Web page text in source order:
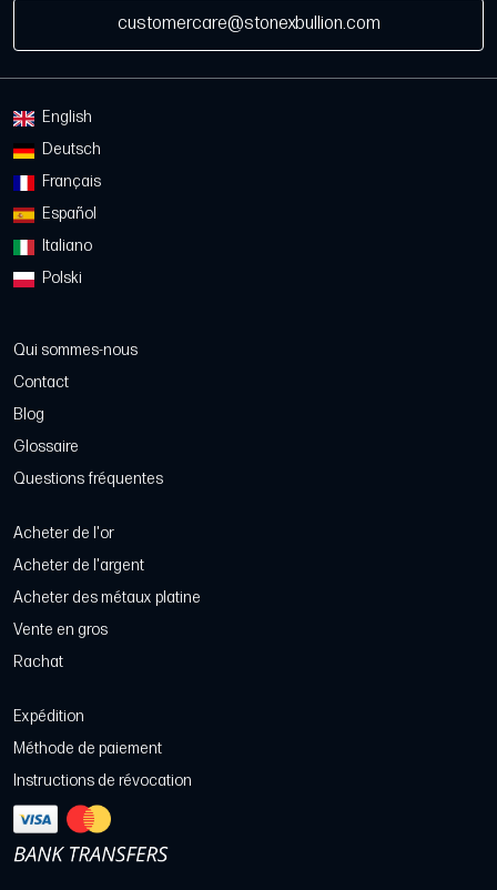
customercare@stonexbullion.com
English
Deutsch
Français
Español
Italiano
Polski
Qui sommes-nous
Contact
Blog
Glossaire
Questions fréquentes
Acheter de l'or
Acheter de l'argent
Acheter des métaux platine
Vente en gros
Rachat
Expédition
Méthode de paiement
Instructions de révocation